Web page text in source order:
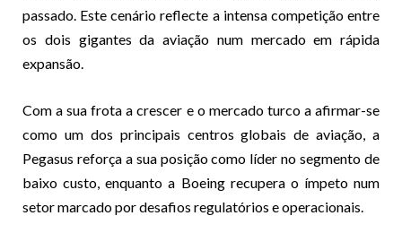
passado. Este cenário reflecte a intensa competição entre
os dois gigantes da aviação num mercado em rápida
expansão.
Com a sua frota a crescer e o mercado turco a afirmar-se
como um dos principais centros globais de aviação, a
Pegasus reforça a sua posição como líder no segmento de
baixo custo, enquanto a Boeing recupera o ímpeto num
setor marcado por desafios regulatórios e operacionais.